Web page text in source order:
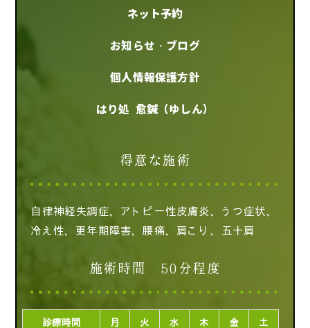
ネット予約
お知らせ・ブログ
個人情報保護方針
はり処 愈鍼（ゆしん）
得意な施術
自律神経失調症、アトピー性皮膚炎、うつ症状、
冷え性、更年期障害、腰痛、肩こり、五十肩
施術時間 50分程度
診療時間 月 火 水 木 金 土